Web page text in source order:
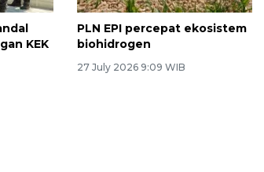
KEK
PLN EPI percepat ekosistem
biohidrogen
27 July 2026 9:09 WIB